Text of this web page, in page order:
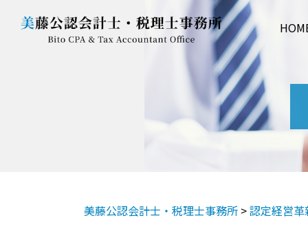
美藤公認会計士・税理士事務所 >認定経営